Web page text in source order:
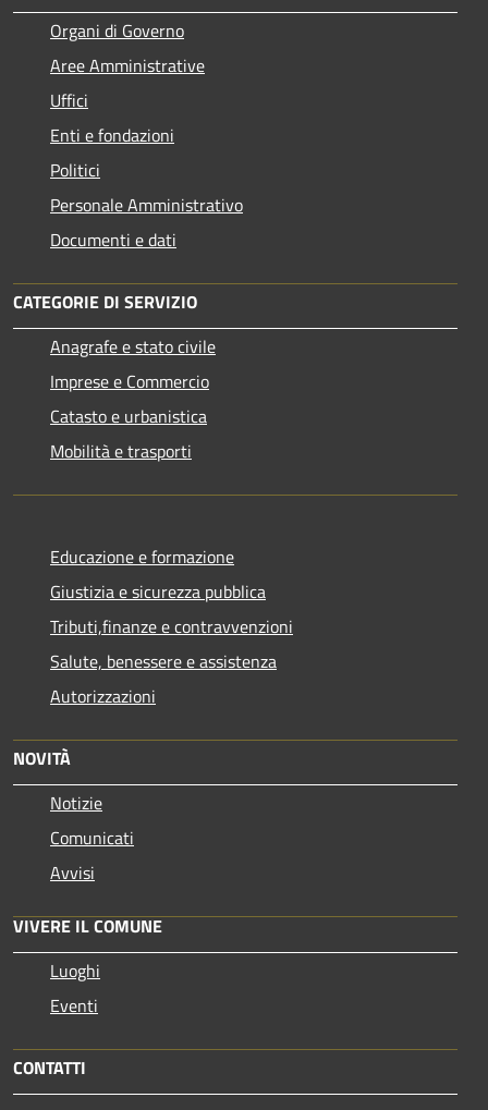
Organi di Governo
Aree Amministrative
Uffici
Enti e fondazioni
Politici
Personale Amministrativo
Documenti e dati
CATEGORIE DI SERVIZIO
Anagrafe e stato civile
Imprese e Commercio
Catasto e urbanistica
Mobilità e trasporti
Educazione e formazione
Giustizia e sicurezza pubblica
Tributi,finanze e contravvenzioni
Salute, benessere e assistenza
Autorizzazioni
NOVITÀ
Notizie
Comunicati
Avvisi
VIVERE IL COMUNE
Luoghi
Eventi
CONTATTI